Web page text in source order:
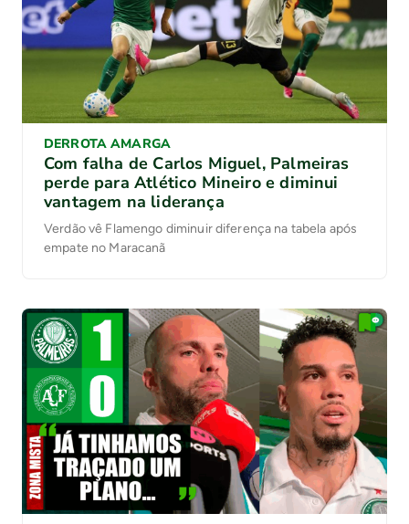
DERROTA AMARGA
Com falha de Carlos Miguel, Palmeiras
perde para Atlético Mineiro e diminui
vantagem na liderança
Verdão vê Flamengo diminuir diferença na tabela após
empate no Maracanã